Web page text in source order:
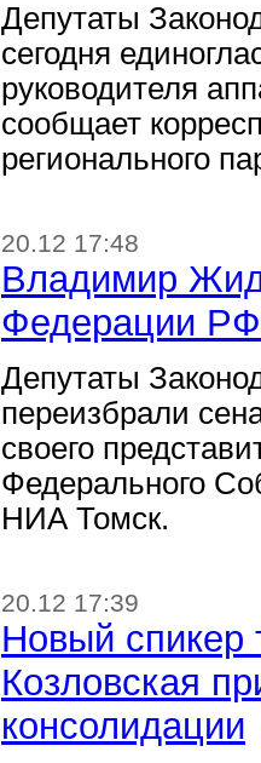
Депутаты
сегодня
руководителя
сообщает
регионального
20.12 17:48
Владимир
Федерации РФ
Депутаты
переизбрали
своего
Федерального
НИА Томск.
20.12 17:39
Новый спикер
Козловская
консолидации